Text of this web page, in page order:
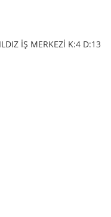
İŞ MERKEZİ K:4 D:13